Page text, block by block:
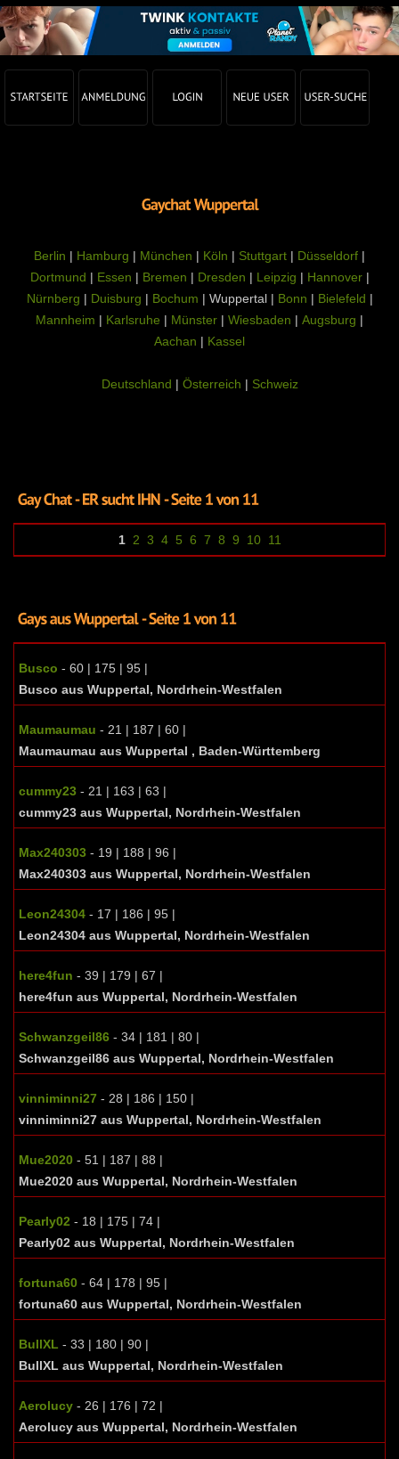
Berlin | Hamburg | München | Köln | Stuttgart | Düsseldorf |
Dortmund | Essen | Bremen | Dresden | Leipzig | Hannover|
Nürnberg | Duisburg | Bochum | Wuppertal | Bonn | Bielefeld |
Mannheim | Karlsruhe | Münster | Wiesbaden | Augsburg |
Aachan | Kassel
Deutschland | Österreich | Schweiz
1 2 3 4 5 6 7 8 9 10 11
Busco - 60 | 175 | 95 |
Busco aus Wuppertal, Nordrhein-Westfalen
Maumaumau - 21 | 187 | 60 |
Maumaumau aus Wuppertal , Baden-Württemberg
cummy23 - 21 | 163 | 63 |
cummy23 aus Wuppertal, Nordrhein-Westfalen
Max240303 - 19 | 188 | 96 |
Max240303 aus Wuppertal, Nordrhein-Westfalen
Leon24304 - 17 | 186 | 95 |
Leon24304 aus Wuppertal, Nordrhein-Westfalen
here4fun - 39 | 179 | 67 |
here4fun aus Wuppertal, Nordrhein-Westfalen
Schwanzgeil86 - 34 | 181 | 80 |
Schwanzgeil86 aus Wuppertal, Nordrhein-Westfalen
vinniminni27 - 28 | 186 | 150 |
vinniminni27 aus Wuppertal, Nordrhein-Westfalen
Mue2020 - 51 | 187 | 88 |
Mue2020 aus Wuppertal, Nordrhein-Westfalen
Pearly02 - 18 | 175 | 74 |
Pearly02 aus Wuppertal, Nordrhein-Westfalen
fortuna60 - 64 | 178 | 95 |
fortuna60 aus Wuppertal, Nordrhein-Westfalen
BullXL - 33 | 180 | 90 |
BullXL aus Wuppertal, Nordrhein-Westfalen
Aerolucy - 26 | 176 | 72 |
Aerolucy aus Wuppertal, Nordrhein-Westfalen